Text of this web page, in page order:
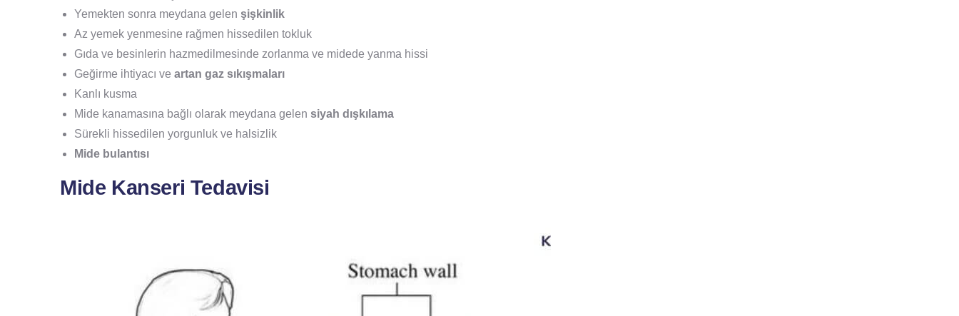
Yemekten sonra meydana gelen şişkinlik
Az yemek yenmesine rağmen hissedilen tokluk
Gıda ve besinlerin hazmedilmesinde zorlanma ve midede yanma hissi
Geğirme ihtiyacı ve artan gaz sıkışmaları
Kanlı kusma
Mide kanamasına bağlı olarak meydana gelen siyah dışkılama
Sürekli hissedilen yorgunluk ve halsizlik
Mide bulantısı
Mide Kanseri Tedavisi